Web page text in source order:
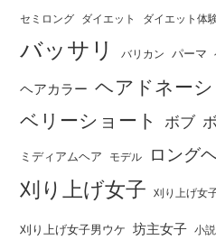
セミロング ダイエット ダイエット体
バッサリ バリカン パーマ
ヘアカラー ヘアドネー
ベリーショート
ボブ
ミディアムヘア モデル ロング
刈り上げ女子 刈り上げ女
刈り上げ女子男ウケ 坊主女子 小説